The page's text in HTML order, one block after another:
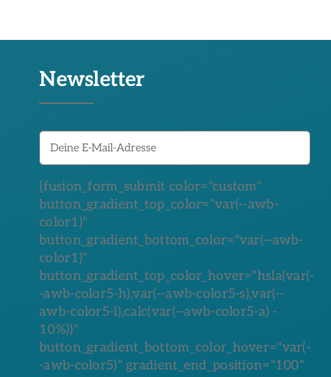
Newsletter
[fusion_form_submit color="custom"
button_gradient_top_color="var(--awb-
color1)"
button_gradient_bottom_color="var(--awb-
color1)"
button_gradient_top_color_hover="hsla(var(-
-awb-color5-h),var(--awb-color5-s),var(--
awb-color5-l),calc(var(--awb-color5-a) -
10%))"
button_gradient_bottom_color_hover="var(-
-awb-color5)" gradient_end_position="100"